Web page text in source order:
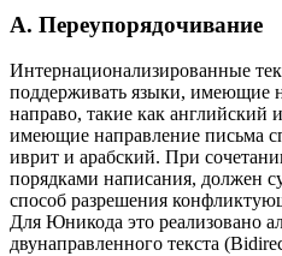
А. Переупорядочивание
Интернационализированные
поддерживать языки, имеющие
направо, такие как английский
имеющие направление письма
иврит и арабский. При
порядками написания, должен
способ разрешения
Для Юникода это реализовано
двунаправленного текста